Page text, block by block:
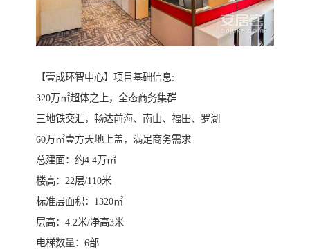
【壹成环智中心】项目基础信息:
320万㎡超体之上，全态商务集群
三地铁交汇，畅达前海、南山、福田、罗湖
60万㎡壹方天地上盖，满足商务需求
总建面：约4.4万㎡
楼高：22层/110米
标准层面积：1320㎡
层高：4.2米/净高3米
电梯数量：6部